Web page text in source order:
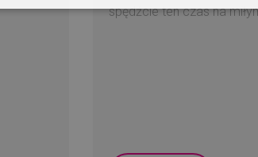
spędźcie ten czas na